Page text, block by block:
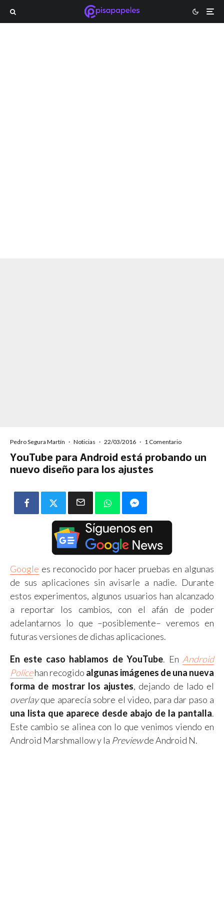
Pedro Segura Martín · Noticias · 22/03/2016 · 1 Comentario
YouTube para Android está probando un
nuevo diseño para los ajustes
Google es reconocido por hacer pruebas en algunas
de sus aplicaciones sin avisarle a nadie. Durante
estos experimentos, algunos usuarios han alcanzado
a reportar los cambios, con el afán de poder
adelantarnos lo que –posiblemente– veremos en
futuras versiones de dichas aplicaciones.
En este caso hablamos de YouTube. En Android
Policehan recogido algunas imágenes de una nueva
forma de mostrar los ajustes, dejando de lado el
overlayque aparecía sobre el video, para dar paso a
una lista que aparece desde abajo de la pantalla.
Este cambio se alinea con lo que venimos viendo en
Android Marshmallow y la Previewde Android N.